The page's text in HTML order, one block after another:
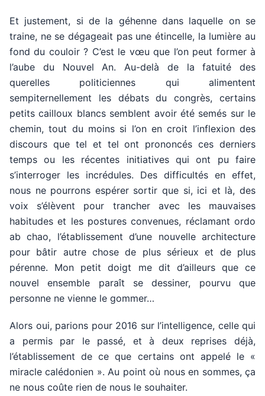
Et justement, si de la géhenne dans laquelle on se
traine, ne se dégageait pas une étincelle, la lumière au
fond du couloir ? C’est le vœu que l’on peut former à
l’aube du Nouvel An. Au-delà de la fatuité des
querelles politiciennes qui alimentent
sempiternellement les débats du congrès, certains
petits cailloux blancs semblent avoir été semés sur le
chemin, tout du moins si l’on en croit l’inflexion des
discours que tel et tel ont prononcés ces derniers
temps ou les récentes initiatives qui ont pu faire
s’interroger les incrédules. Des difficultés en effet,
nous ne pourrons espérer sortir que si, ici et là, des
voix s’élèvent pour trancher avec les mauvaises
habitudes et les postures convenues, réclamant ordo
ab chao, l’établissement d’une nouvelle architecture
pour bâtir autre chose de plus sérieux et de plus
pérenne. Mon petit doigt me dit d’ailleurs que ce
nouvel ensemble paraît se dessiner, pourvu que
personne ne vienne le gommer…
Alors oui, parions pour 2016 sur l’intelligence, celle qui
a permis par le passé, et à deux reprises déjà,
l’établissement de ce que certains ont appelé le «
miracle calédonien ». Au point où nous en sommes, ça
ne nous coûte rien de nous le souhaiter.